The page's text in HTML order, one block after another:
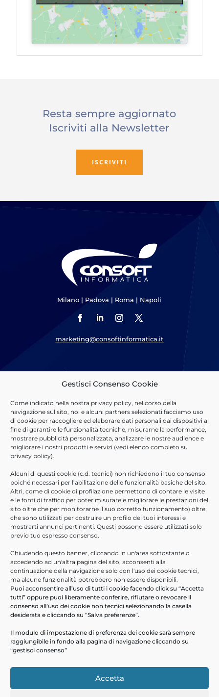
Gestisci Consenso Cookie
Come indicato nella nostra privacy policy, nel corso della
navigazione sul sito, noi e alcuni partners selezionati facciamo uso
di cookie per raccogliere ed elaborare dati personali dai dispositivi al
fine di garantire le funzionalità tecniche, misurarne la performance,
mostrare pubblicità personalizzata, analizzare le nostre audience e
migliorare i nostri prodotti e servizi (vedi elenco completo su
privacy policy).
Alcuni di questi cookie (c.d. tecnici) non richiedono il tuo consenso
poiché necessari per l’abilitazione delle funzionalità basiche del sito.
Altri, come di cookie di profilazione permettono di contare le visite
e le fonti di traffico per poter misurare e migliorare le prestazioni del
sito oltre che per monitorarne il suo corretto funzionamento) oltre
che sono utilizzati per costruire un profilo dei tuoi interessi e
mostrarti annunci pertinenti. Questi possono essere utilizzati solo
previo tuo espresso consenso.
Chiudendo questo banner, cliccando in un'area sottostante o
accedendo ad un'altra pagina del sito, acconsenti alla
continuazione della navigazione solo con l'uso dei cookie tecnici,
ma alcune funzionalità potrebbero non essere disponibili.
Puoi acconsentire all’uso di tutti i cookie facendo click su “Accetta
tutti” oppure puoi liberamente conferire, rifiutare o revocare il
consenso all’uso dei cookie non tecnici selezionando la casella
desiderata e cliccando su “Salva preferenze”.
Il modulo di impostazione di preferenza dei cookie sarà sempre
raggiungibile in fondo alla pagina di navigazione cliccando su
“gestisci consenso”
Accetta
Resta sempre aggiornato
Iscriviti alla Newsletter
ISCRIVITI
Milano | Padova | Roma | Napoli
marketing@consoftinformatica.it
Cosa Offriamo
Sosteniamo il percorso di Digital Transformation
dei nostri
clienti implementando soluzioni basate su piattaforme
tecnologiche leader di mercato, realizzando applicativi custom
ed erogando servizi professionali di qualità.
Scopri di più
Lavora con noi
Che tu sia un professionista con esperienza, o un neolaureato,
abbiamo la posizione giusta per te.
Invia candidatura
Accesso Rapido
Contatti
Servizi
Soluzioni
Certificazioni
Profilo aziendale